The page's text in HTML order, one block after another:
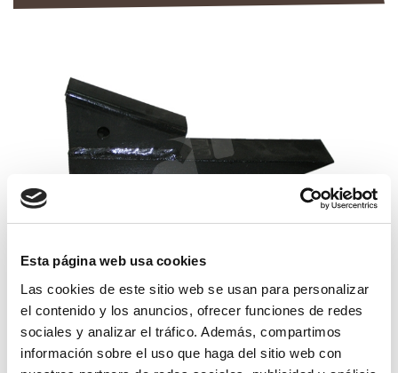
Esta página web usa cookies
Las cookies de este sitio web se usan para personalizar
el contenido y los anuncios, ofrecer funciones de redes
sociales y analizar el tráfico. Además, compartimos
información sobre el uso que haga del sitio web con
bota subsolador martorell 40 reforzada